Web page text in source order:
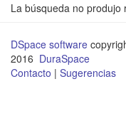
La búsqueda no produjo
DSpace software
2016 DuraSpace
Contacto | Sugerencias